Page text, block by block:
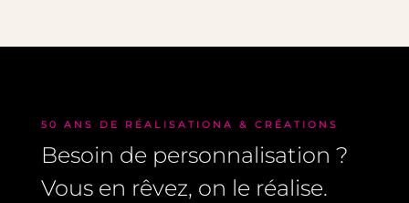
50 ANS DE RÉALISATIONA & CRÉATIONS
Besoin de personnalisation ?
Vous en rêvez, on le réalise.